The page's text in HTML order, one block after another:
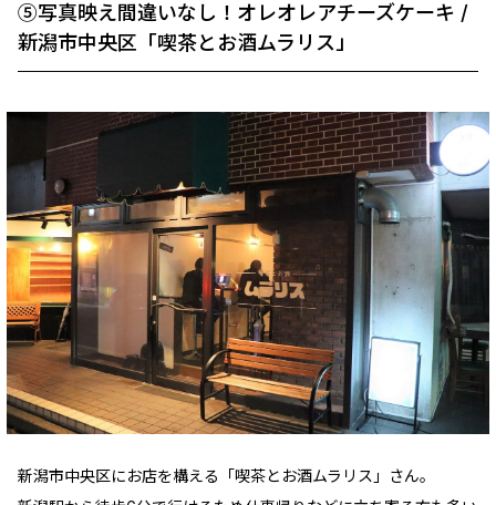
⑤写真映え間違いなし！オレオレアチーズケーキ /
新潟市中央区「喫茶とお酒ムラリス」
新潟市中央区にお店を構える「喫茶とお酒ムラリス」さん。